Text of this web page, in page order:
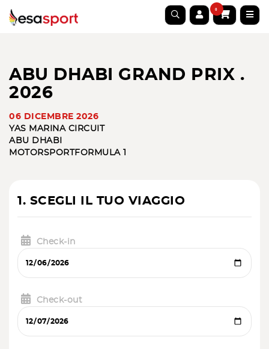
0
ABU DHABI GRAND PRIX .
2026
06 DICEMBRE 2026
YAS MARINA CIRCUIT
ABU DHABI
MOTORSPORT
FORMULA 1
1. SCEGLI IL TUO VIAGGIO
Check-in
Check-out